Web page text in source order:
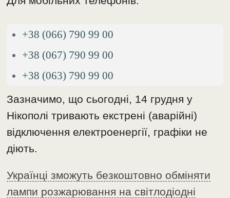
+38 (066) 790 99 00
+38 (067) 790 99 00
+38 (063) 790 99 00
Зазначимо, що сьогодні, 14 грудня у
Нікополі тривають екстрені (аварійні)
відключення електроенергії, графіки не
діють.
Українці зможуть безкоштовно обміняти
лампи розжарювання на світлодіодні